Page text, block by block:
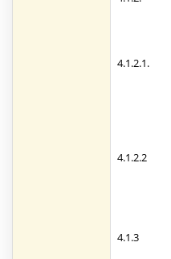
4.1.2.1.
4.1.2.2
4.1.3